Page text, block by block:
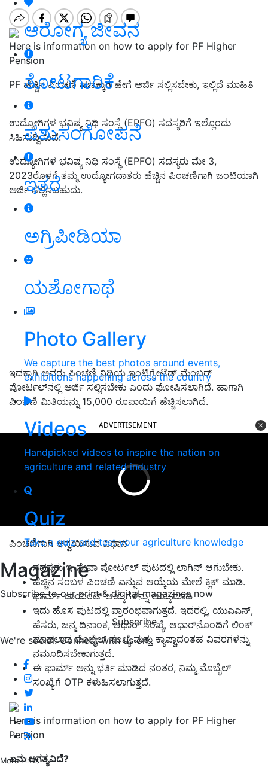
ಆರೋಗ್ಯ ಜೀವನ
ತೋಟಗಾರಿಕೆ
ಪಶುಸಂಗೋಪನೆ
ಇತರೆ
ಅಗ್ರಿಪೀಡಿಯಾ
ಯಶೋಗಾಥೆ
Photo Gallery
We capture the best photos around events,
exhibitions happening across the country
Videos
Handpicked videos to inspire the nation on
agriculture and related industry
Quiz
Take a quiz and test your agriculture knowledge
Magazine
Subscribe to our print & digital magazines now
Subscribe
We're social. Connect with us on:
More Links
Here is information on how to apply for PF Higher
Pension
PF ಹೆಚ್ಚಿನ ಪಿಂಚಣಿ ಹಣಕ್ಕಾಗಿ ಹೇಗೆ ಅರ್ಜಿ ಸಲ್ಲಿಸಬೇಕು, ಇಲ್ಲಿದೆ ಮಾಹಿತಿ
ಉದ್ಯೋಗಿಗಳ ಭವಿಷ್ಯ ನಿಧಿ ಸಂಸ್ಥೆ (EPFO) ಸದಸ್ಯರಿಗೆ ಇಲ್ಲೊಂದು
ಸಿಹಿಸುದ್ದಿಯಿದೆ.
ಉದ್ಯೋಗಿಗಳ ಭವಿಷ್ಯ ನಿಧಿ ಸಂಸ್ಥೆ (EPFO) ಸದಸ್ಯರು ಮೇ 3,
2023ರೊಳಗೆ ತಮ್ಮ ಉದ್ಯೋಗದಾತರು ಹೆಚ್ಚಿನ ಪಿಂಚಣಿಗಾಗಿ ಜಂಟಿಯಾಗಿ
ಅರ್ಜಿ ಸಲ್ಲಿಸಬಹುದು.
ಇದಕ್ಕಾಗಿ ಅವರು ಪಿಂಚಣಿ ನಿಧಿಯ ಇಂಟಿಗ್ರೇಟೆಡ್ ಮೆಂಬರ್
ಪೋರ್ಟಲ್‌ನಲ್ಲಿ ಅರ್ಜಿ ಸಲ್ಲಿಸಬೇಕು ಎಂದು ಘೋಷಿಸಲಾಗಿದೆ. ಹಾಗಾಗಿ
ಪಿಂಚಣಿ ಮಿತಿಯನ್ನು 15,000 ರೂಪಾಯಿಗೆ ಹೆಚ್ಚಿಸಲಾಗಿದೆ.
ADVERTISEMENT
ಪಿಂಚಣಿಗಾಗಿ ಅನ್ವಯಿಸುವ ವಿಧಾನ
ಸದಸ್ಯರು ಇ-ಸೇವಾ ಪೋರ್ಟಲ್ ಪುಟದಲ್ಲಿ ಲಾಗಿನ್ ಆಗುಬೇಕು.
ಹೆಚ್ಚಿನ ಸಂಬಳ ಪಿಂಚಣಿ ಎನ್ನುವ ಆಯ್ಕೆಯ ಮೇಲೆ ಕ್ಲಿಕ್ ಮಾಡಿ.
ಫಾರ್ಮ್ ಜಾಯಿಂಟ್ ಆಯ್ಕೆಗಳನ್ನು ಆಯ್ಕೆಮಾಡಿ
ಇದು ಹೊಸ ಪುಟದಲ್ಲಿ ಪ್ರಾರಂಭವಾಗುತ್ತದೆ. ಇದರಲ್ಲಿ, ಯುಎಎನ್,
ಹೆಸರು, ಜನ್ಮ ದಿನಾಂಕ, ಆಧಾರ್ ಸಂಖ್ಯೆ, ಆಧಾರ್‌ನೊಂದಿಗೆ ಲಿಂಕ್
ಮಾಡಲಾದ ಮೊಬೈಲ್ ಸಂಖ್ಯೆ ಮತ್ತು ಕ್ಯಾಪ್ಚಾದಂತಹ ವಿವರಗಳನ್ನು
ನಮೂದಿಸಬೇಕಾಗುತ್ತದೆ.
ಈ ಫಾರ್ಮ್ ಅನ್ನು ಭರ್ತಿ ಮಾಡಿದ ನಂತರ, ನಿಮ್ಮ ಮೊಬೈಲ್
ಸಂಖ್ಯೆಗೆ OTP ಕಳುಹಿಸಲಾಗುತ್ತದೆ.
Here is information on how to apply for PF Higher
Pension
ಏನು ಅಗತ್ಯವಿದೆ?